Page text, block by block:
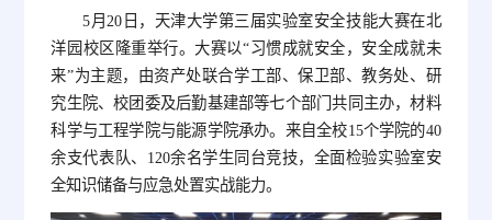
5月20日，天津大学第三届实验室安全技能大赛在北
洋园校区隆重举行。大赛以“习惯成就安全，安全成就未
来”为主题，由资产处联合学工部、保卫部、教务处、研
究生院、校团委及后勤基建部等七个部门共同主办，材料
科学与工程学院与能源学院承办。来自全校15个学院的40
余支代表队、120余名学生同台竞技，全面检验实验室安
全知识储备与应急处置实战能力。